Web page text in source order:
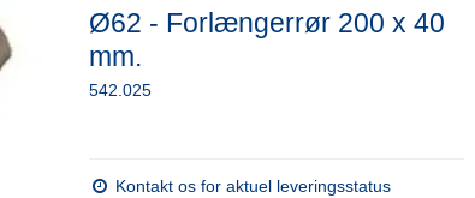
Ø62 - Forlængerrør 200 x 40
mm.
542.025
Kontakt os for aktuel leveringsstatus